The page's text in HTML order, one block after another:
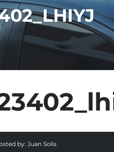
by: Juan Solis